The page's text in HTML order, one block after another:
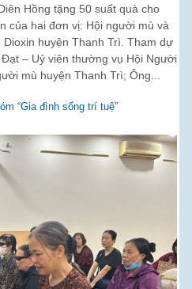
Hồng tặng 50 suất quà cho
của hai đơn vị: Hội người mù và
huyện Thanh Trì. Tham dự
– Uỷ viên thường vụ Hội Người
mù huyện Thanh Trì; Ông...
“Gia đình sống trí tuệ”